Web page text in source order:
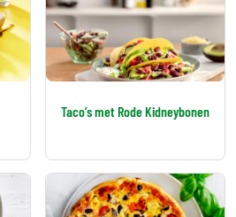
Taco’s met Rode Kidneybonen